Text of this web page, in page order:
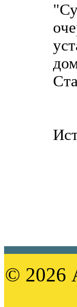
© 2026